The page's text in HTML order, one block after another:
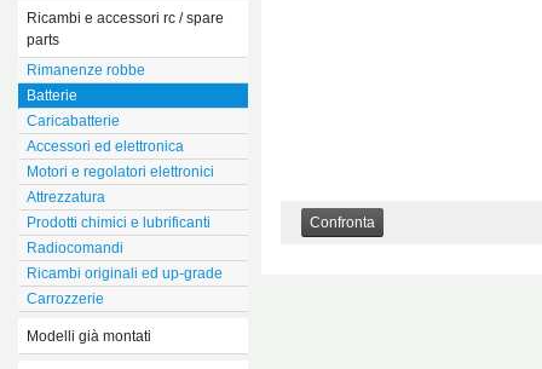
Movimento terra
Camion e autobus
Navale
Film e cartoni animati
Animali e dinosauri
Accessori per modelli civili
Educativi
Ferroviario
Starter kit
Junior kit
Matite
Smalti
Spray per plastica
Spray per policarbonato
Primer / stucchi
Pigmenti
Espositori per vernici
Metallici
Attrezzi da lavoro
Colle
Mascheranti
Pennelli
Vetrinette, bacheche e stand
Accessori e migliorie per modelli
Auto
Barche
Camion e autobus
Carri armati
Droni
Elicotteri
Moto e quad
Movimento terra e mezzi da
lavoro
Carrera hybrid
Junior rc
Ricambi e accessori rc / spare
parts
Rimanenze robbe
Batterie
Caricabatterie
Accessori ed elettronica
Motori e regolatori elettronici
Attrezzatura
Prodotti chimici e lubrificanti
Radiocomandi
Ricambi originali ed up-grade
Carrozzerie
Modelli già montati
Confronta